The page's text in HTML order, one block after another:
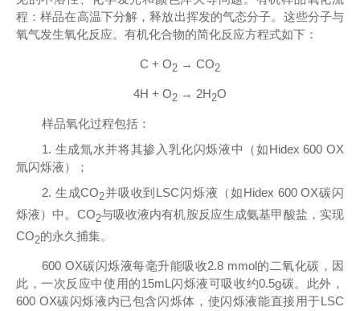
程：样品在高温下分解，释放出挥发的气态分子。这些分子与
氧气发生氧化反应。有机化合物的简化反应方程式如下：
C + O2 → CO2
4H + O2 → 2H2O
样品氧化过程包括：
1. 生成氚水并将其掺入乳化闪烁液中（如Hidex 600 OX
氚闪烁液）；
2. 生成CO2并吸收到LSC闪烁液（如Hidex 600 OX碳闪
烁液）中。CO2与吸收液内有机胺反应生成氨基甲酸盐，实现
CO2的永久捕集。
600 OX碳闪烁液每毫升能吸收2.8 mmol的二氧化碳，因
此，一次反应中使用的15mL闪烁液可吸收约0.5g碳。此外，
600 OX碳闪烁液内已包含闪烁体，使闪烁液能直接用于LSC